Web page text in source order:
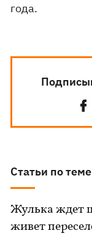
года.
Статьи по теме
Жулька ждет
живет